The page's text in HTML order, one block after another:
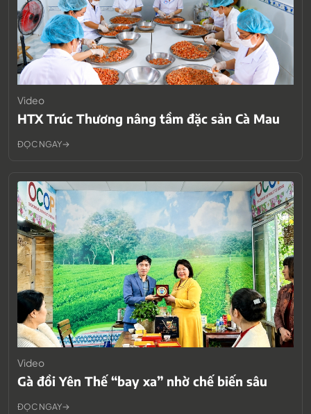
Video
HTX Trúc Thương nâng tầm đặc sản Cà Mau
ĐỌC NGAY
Video
Gà đồi Yên Thế “bay xa” nhờ chế biến sâu
ĐỌC NGAY